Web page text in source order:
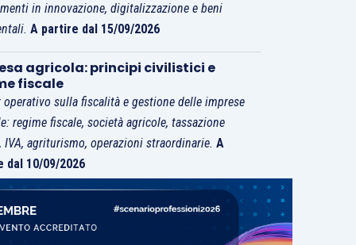
in innovazione, digitalizzazione e beni
A partire dal 15/09/2026
agricola: principi civilistici e
fiscale
operativo sulla fiscalità e gestione delle imprese
regime fiscale, società agricole, tassazione
IVA, agriturismo, operazioni straordinarie.A
dal 10/09/2026